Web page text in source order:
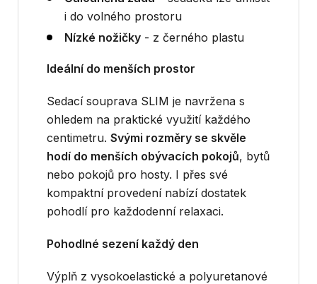
i do volného prostoru
Nízké nožičky - z černého plastu
Ideální do menších prostor
Sedací souprava SLIM je navržena s
ohledem na praktické využití každého
centimetru. Svými rozměry se skvěle
hodí do menších obývacích pokojů, bytů
nebo pokojů pro hosty. I přes své
kompaktní provedení nabízí dostatek
pohodlí pro každodenní relaxaci.
Pohodlné sezení každý den
Výplň z vysokoelastické a polyuretanové